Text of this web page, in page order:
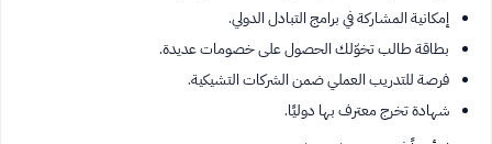
إمكانية المشاركة في برامج التبادل الدولي.
بطاقة طالب تخوّلك الحصول على خصومات عديدة.
فرصة للتدريب العملي ضمن الشركات التشيكية.
شهادة تخرج معترف بها دوليًا.